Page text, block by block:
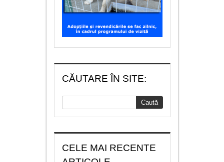
CĂUTARE ÎN SITE:
CELE MAI RECENTE